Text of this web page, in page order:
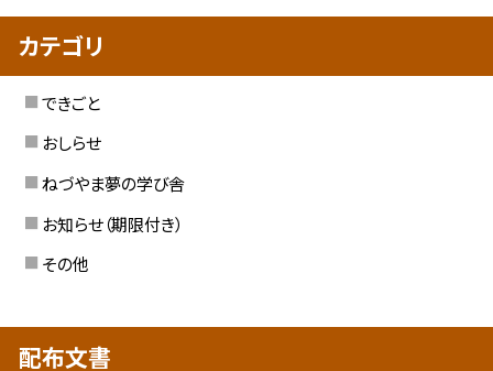
カテゴリ
できごと
おしらせ
ねづやま夢の学び舎
お知らせ（期限付き）
その他
配布文書